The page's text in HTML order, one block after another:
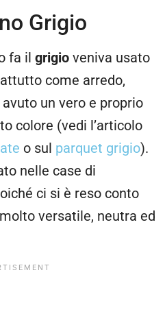
Grigio
fa il grigio veniva usato
come arredo,
un vero e proprio
colore (vedi l’articolo
o sul parquet grigio).
nelle case di
ci si è reso conto
versatile, neutra ed